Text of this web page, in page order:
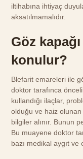
iltihabına ihtiyaç
aksatılmamalıdır.
Göz
konulur?
Blefarit emareleri ile
doktor tarafınca
kullandığı ilaçlar,
olduğu ve haiz olunan
bilgiler alınır. Bunun
Bu muayene doktor
bazı medikal aygıt